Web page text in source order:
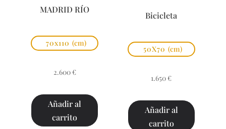
MADRID RÍO
70x110 (cm)
2.600 €
Añadir al
carrito
Bicicleta
50X70 (cm)
1.650 €
Añadir al
carrito